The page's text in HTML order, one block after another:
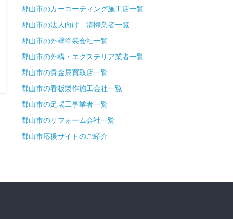
郡山市のカーコーティング施工店一覧
郡山市の法人向け 清掃業者一覧
郡山市の外壁塗装会社一覧
郡山市の外構・エクステリア業者一覧
郡山市の貴金属買取店一覧
郡山市の看板製作施工会社一覧
郡山市の足場工事業者一覧
郡山市のリフォーム会社一覧
郡山市応援サイトのご紹介